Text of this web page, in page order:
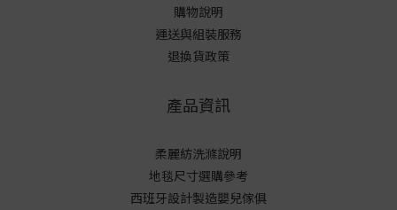
購物說明
運送與組裝服務
退換貨政策
產品資訊
柔麗紡洗滌說明
地毯尺寸選購參考
西班牙設計製造嬰兒傢俱